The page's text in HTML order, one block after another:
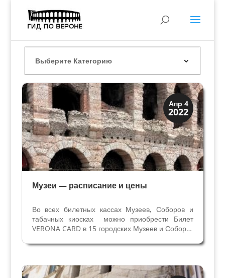
Апр 4
2022
Искусство
Музеи
Музеи — расписание и цены
Во всех билетных кассах Музеев, Соборов и
табачных киосках можно приобрести Билет
VERONA CARD в 15 городских Музеев и Соборы.
часов (время идёт с начала использования).
автобусах в черте...